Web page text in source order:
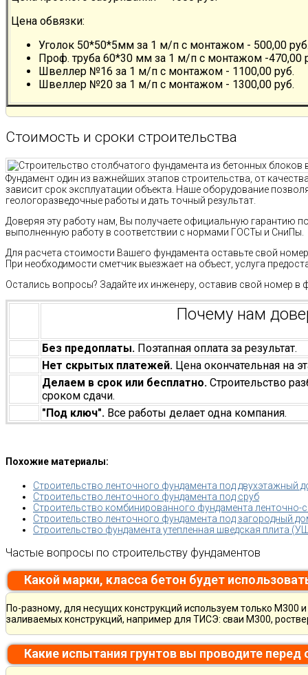
Цена обвязки:
Уголок 50*50*5мм за 1 м/п с монтажом - 500,00
Проф. труба 60*30 мм за 1 м/п с монтажом -470,00
Швеллер №16 за 1 м/п с монтажом - 1100,00 руб.
Швеллер №20 за 1 м/п с монтажом - 1300,00 руб.
Стоимость и сроки строительства
Фундамент один из важнейших этапов строительства, от
зависит срок эксплуатации объекта. Наше оборудование
геологоразведочные работы и дать точный результат.
Доверяя эту работу нам, Вы получаете официальную гарантию
выполненную работу в соответствии с нормами ГОСТы и СниПы.
Для расчета стоимости Вашего фундамента оставьте свой
При необходимости сметчик выезжает на объест, услуга
Остались вопросы? Задайте их инженеру, оставив свой номер в
Почему нам
Без предоплаты. Поэтапная оплата за результат.
Нет скрытых платежей. Цена окончательная на
Делаем в срок или бесплатно. Строительство
сроком сдачи.
"Под ключ". Все работы делает одна компания.
Похожие материалы:
Строительство ленточного фундамента под двухэтажный
Строительство ленточного фундамента под сруб
Строительство комбинированного фундамента ленточно-
Строительство ленточного фундамента под загородный
Строительство фундамента утепленная шведская плита
Частые вопросы по строительству фундаментов
Какой марки, класса бетон будет
По-разному, для несущих конструкций используем только М300
заливаемых конструкций, например для ТИСЭ: сваи М300,
Какие испытания грунтов вы проводите перед